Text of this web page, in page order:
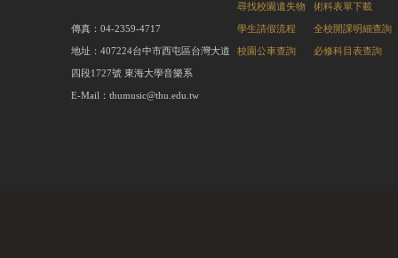
傳真：04-2359-4717
地址：407224台中市西屯區台灣大道
四段1727號 東海大學音樂系
E-Mail：thumusic@thu.edu.tw
尋找校園遺失物
學生請假流程
校園公車查詢
術科表單下載
全校開課明細查詢
必修科目表查詢